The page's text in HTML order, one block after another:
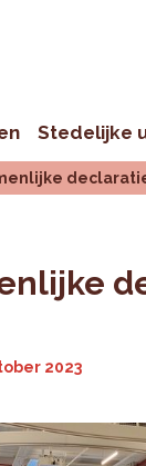
Stedelijke
2023